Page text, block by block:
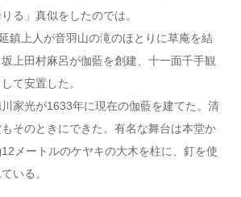
る」真似をしたのでは。
鎮上人が音羽山の滝のほとりに草庵を結
上田村麻呂が伽藍を創建、十一面千手観
て安置した。
家光が1633年に現在の伽藍を建てた。清
そのときにできた。有名な舞台は本堂か
メートルのケヤキの大木を柱に、釘を使
いる。